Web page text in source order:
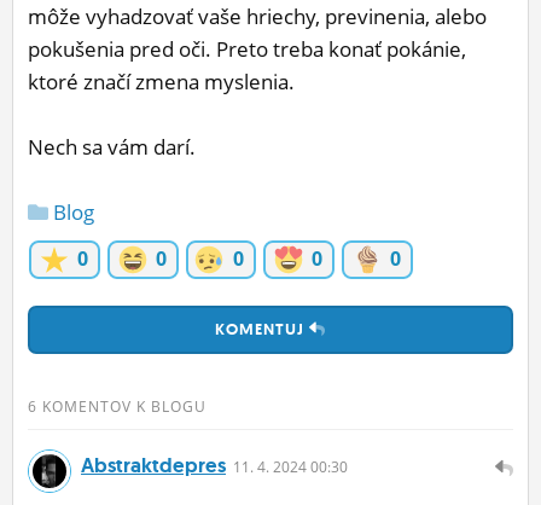
môže vyhadzovať vaše hriechy, previnenia, alebo
pokušenia pred oči. Preto treba konať pokánie,
ktoré značí zmena myslenia.
Nech sa vám darí.
Blog
0 0 0 0 0
KOMENTUJ
6 KOMENTOV K BLOGU
Abstraktdepres 11. 4. 2024 00:30